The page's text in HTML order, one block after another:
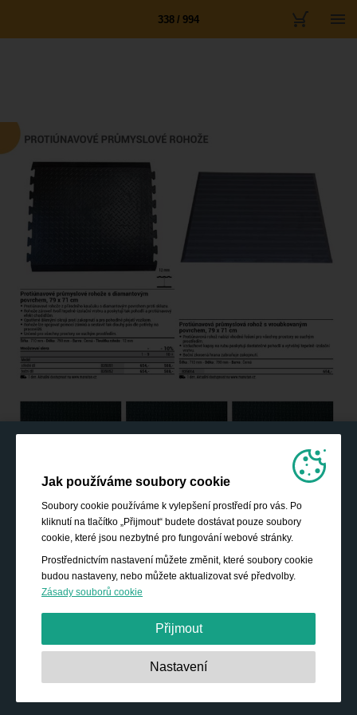
338 / 994
Jak používáme soubory cookie
Soubory cookie používáme k vylepšení prostředí pro vás. Po
kliknutí na tlačítko „Přijmout“ budete dostávat pouze soubory
cookie, které jsou nezbytné pro fungování webové stránky.
Prostřednictvím nastavení můžete změnit, které soubory cookie
budou nastaveny, nebo můžete aktualizovat své předvolby.
Zásady souborů cookie
Přijmout
Tyto soubory cookie jsou nezbytné pro
Nastavení